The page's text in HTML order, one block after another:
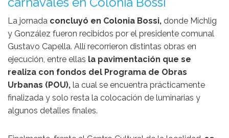
La jornada concluyó en Colonia Bossi, donde Michlig
y González fueron recibidos por el presidente comunal
Gustavo Capella. Allí recorrieron distintas obras en
ejecución, entre ellas la pavimentación que se
realiza con fondos del Programa de Obras
Urbanas (POU), la cual se encuentra prácticamente
finalizada y solo resta la colocación de luminarias y
algunos detalles finales.